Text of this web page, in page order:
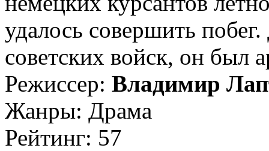
удалось совершить
советских войск, он был
Режиссер: Владимир
Жанры: Драма
Рейтинг: 57